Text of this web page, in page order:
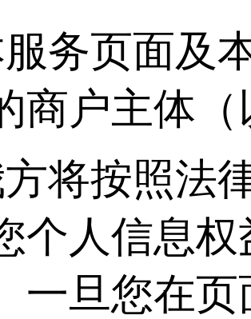
务页面及
商户主体
将按照法
个人信息
一旦您在